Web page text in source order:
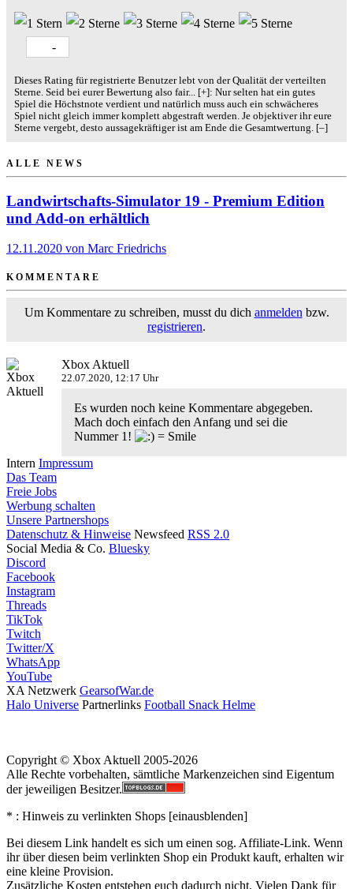
-
Dieses Rating für registrierte Benutzer lebt von der Qualität der verteilten
Sterne. Seid bei eurer Bewertung also fair... [+]: Nur selten hat ein gutes
Spiel die Höchstnote verdient und natürlich muss auch ein schwächeres
Spiel nicht gleich immer komplett abgestraft werden. Je objektiver ihr eure
Sterne vergebt, desto aussagekräftiger ist am Ende die Gesamtwertung. [–]
ALLE NEWS
Landwirtschafts-Simulator 19 - Premium Edition
und Add-on erhältlich
12.11.2020 von Marc Friedrichs
KOMMENTARE
Um Kommentare zu schreiben, musst du dich anmeldenbzw.
registrieren.
Xbox Aktuell
22.07.2020, 12:17 Uhr
Es wurden noch keine Kommentare abgegeben.
Mach doch einfach den Anfang und sei die
Nummer 1!
Intern Impressum
Das Team
Freie Jobs
Werbung schalten
Unsere Partnershops
Datenschutz & Hinweise Newsfeed RSS 2.0
Social Media & Co. Bluesky
Discord
Facebook
Instagram
Threads
TikTok
Twitch
Twitter/X
WhatsApp
YouTube
XA Netzwerk GearsofWar.de
Halo Universe Partnerlinks Football Snack Helme
Copyright © Xbox Aktuell 2005-2026
Alle Rechte vorbehalten, sämtliche Markenzeichen sind Eigentum
der jeweiligen Besitzer.
* : Hinweis zu verlinkten Shops [einausblenden]
Bei diesem Link handelt es sich um einen sog. Affiliate-Link. Wenn
ihr über diesen beim verlinkten Shop ein Produkt kauft, erhalten wir
eine kleine Provision.
Zusätzliche Kosten entstehen euch dadurch nicht. Vielen Dank für